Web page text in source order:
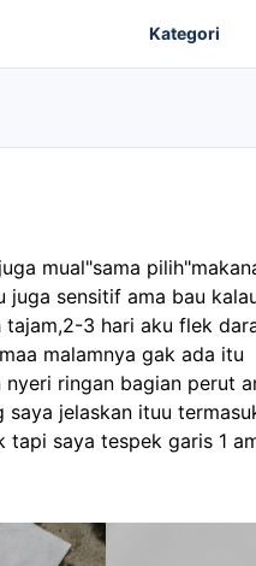
Kategori
mual"sama
juga sensitif ama bau
3 hari aku flek
malamnya gak ada itu
ringan bagian perut
jelaskan ituu
tapi saya tespek garis 1